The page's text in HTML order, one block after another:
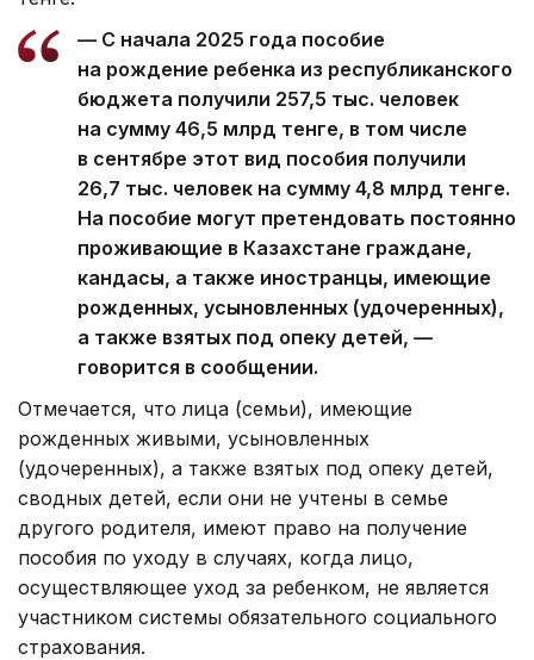
— С начала 2025 года пособие
на рождение ребенка из республиканского
бюджета получили 257,5 тыс. человек
на сумму 46,5 млрд тенге, в том числе
в сентябре этот вид пособия получили
26,7 тыс. человек на сумму 4,8 млрд тенге.
На пособие могут претендовать постоянно
проживающие в Казахстане граждане,
кандасы, а также иностранцы, имеющие
рожденных, усыновленных (удочеренных),
а также взятых под опеку детей, —
говорится в сообщении.
Отмечается, что лица (семьи), имеющие
рожденных живыми, усыновленных
(удочеренных), а также взятых под опеку детей,
сводных детей, если они не учтены в семье
другого родителя, имеют право на получение
пособия по уходу в случаях, когда лицо,
осуществляющее уход за ребенком, не является
участником системы обязательного социального
страхования.